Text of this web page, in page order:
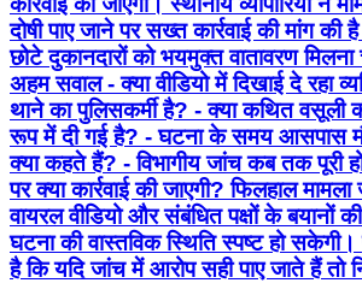
दोषी पाए जाने पर सख्त कार्रवाई की मांग
छोटे दुकानदारों को भयमुक्त वातावरण
अहम सवाल - क्या वीडियो में दिखाई दे रहा
थाने का पुलिसकर्मी है? - क्या कथित वसूली
रूप में दी गई है? - घटना के समय आसपास
क्या कहते हैं? - विभागीय जांच कब तक पूरी
पर क्या कार्रवाई की जाएगी? फिलहाल
वायरल वीडियो और संबंधित पक्षों के बयानों
घटना की वास्तविक स्थिति स्पष्ट हो
है कि यदि जांच में आरोप सही पाए जाते हैं तो